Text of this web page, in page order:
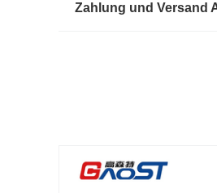
Zahlung und Versand